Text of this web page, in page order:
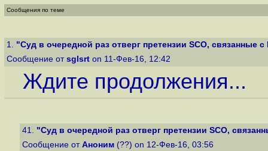
Сообщения по теме
1. "Суд в очередной раз отверг претензии SCO, связанные
Сообщение от sglsrt on 11-Фев-16, 12:42
Ждите продолжения...
41. "Суд в очередной раз отверг претензии SCO,
Сообщение от Аноним (??) on 12-Фев-16, 03:56